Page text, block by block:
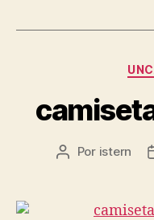
Autor
entrada
Por istern